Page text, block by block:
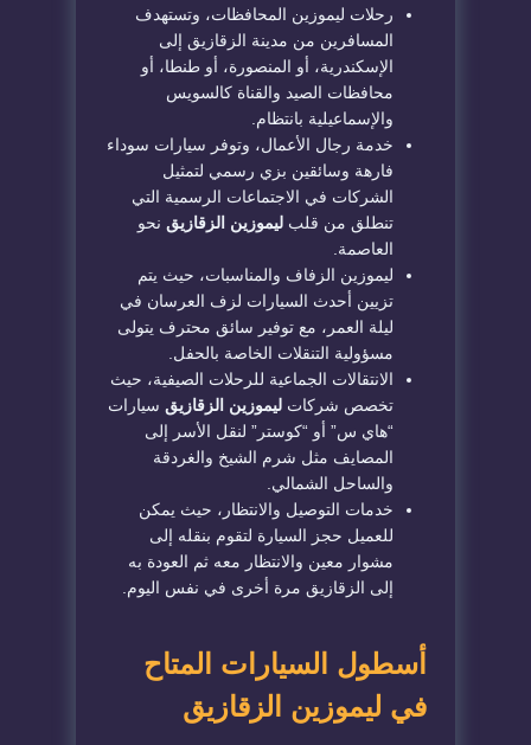
​رحلات ليموزين المحافظات، وتستهدف
المسافرين من مدينة الزقازيق إلى
الإسكندرية، أو المنصورة، أو طنطا، أو
محافظات الصيد والقناة كالسويس
والإسماعيلية بانتظام.
​خدمة رجال الأعمال، وتوفر سيارات سوداء
فارهة وسائقين بزي رسمي لتمثيل
الشركات في الاجتماعات الرسمية التي
تنطلق من قلب ليموزين الزقازيق نحو
العاصمة.
​ليموزين الزفاف والمناسبات، حيث يتم
تزيين أحدث السيارات لزف العرسان في
ليلة العمر، مع توفير سائق محترف يتولى
مسؤولية التنقلات الخاصة بالحفل.
​الانتقالات الجماعية للرحلات الصيفية، حيث
تخصص شركات ليموزين الزقازيق سيارات
“هاي س” أو “كوستر” لنقل الأسر إلى
المصايف مثل شرم الشيخ والغردقة
والساحل الشمالي.
​خدمات التوصيل والانتظار، حيث يمكن
للعميل حجز السيارة لتقوم بنقله إلى
مشوار معين والانتظار معه ثم العودة به
إلى الزقازيق مرة أخرى في نفس اليوم.
​أسطول السيارات المتاح
في ليموزين الزقازيق